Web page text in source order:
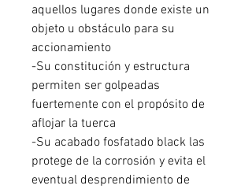
aquellos lugares donde existe un
objeto u obstáculo para su
accionamiento
-Su constitución y estructura
permiten ser golpeadas
fuertemente con el propósito de
aflojar la tuerca
-Su acabado fosfatado black las
protege de la corrosión y evita el
eventual desprendimiento de